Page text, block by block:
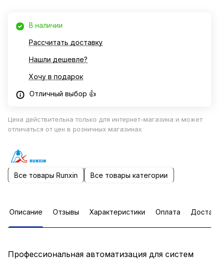
В наличии
Рассчитать доставку
Нашли дешевле?
Хочу в подарок
Отличный выбор 👍
Цена действительна только для интернет-магазина и может
отличаться от цен в розничных магазинах
Все товары Runxin Все товары категории
Описание Отзывы Характеристики Оплата
Профессиональная автоматизация для систем